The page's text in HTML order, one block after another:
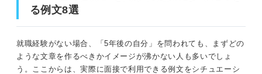
る例文8選
就職経験がない場合、「5年後の自分」を問われても、まずどの
ような文章を作るべきかイメージが沸かない人も多いでしょ
う。ここからは、実際に面接で利用できる例文をシチュエーシ